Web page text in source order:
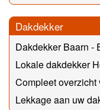
Dakdekker
Dakdekker Baarn -
Lokale dakdekker
Compleet
Lekkage aan uw